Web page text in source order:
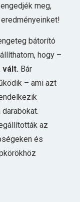
meg,
bátorító
hogy –
vált. Bár
– ami azt
az
és